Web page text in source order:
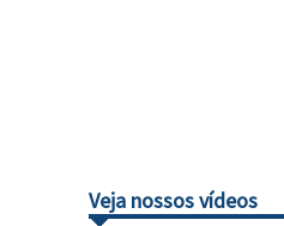
Veja nossos vídeos